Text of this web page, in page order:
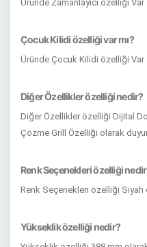
Üründe Zamanlayıcı özelliği Var
Çocuk Kilidi özelliği var mı?
Üründe Çocuk Kilidi özelliği Var
Diğer Özellikler özelliği nedir?
Diğer Özellikler özelliği Dijital
Çözme Grill Özelliği olarak
Renk Seçenekleri özelliği
Renk Seçenekleri özelliği Siyah
Yükseklik özelliği nedir?